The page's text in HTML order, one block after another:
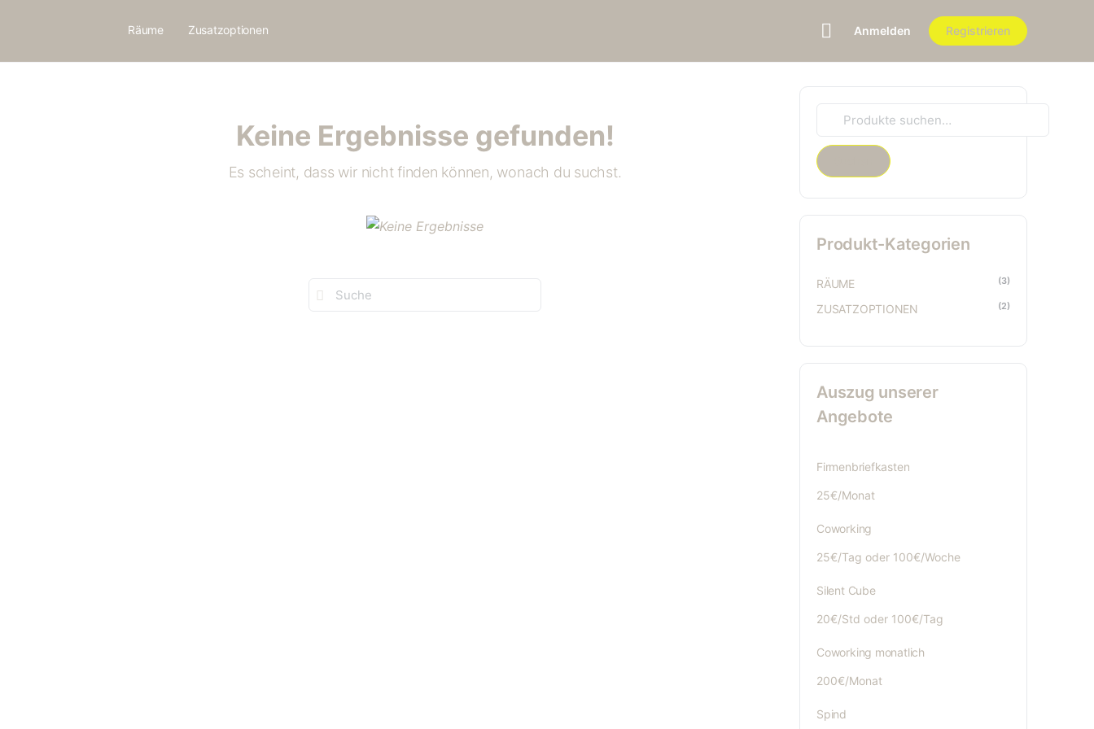
Räume Zusatzoptionen Anmelden Registrieren
Keine Ergebnisse gefunden!
Es scheint, dass wir nicht finden können, wonach du suchst.
Suche
nach:
Suche
nach:
Produkt-Kategorien
RÄUME (3)
ZUSATZOPTIONEN (2)
Auszug unserer
Angebote
Firmenbriefkasten
25€/Monat
Coworking
25€/Tag oder 100€/Woche
Silent Cube
20€/Std oder 100€/Tag
Coworking monatlich
200€/Monat
Spind